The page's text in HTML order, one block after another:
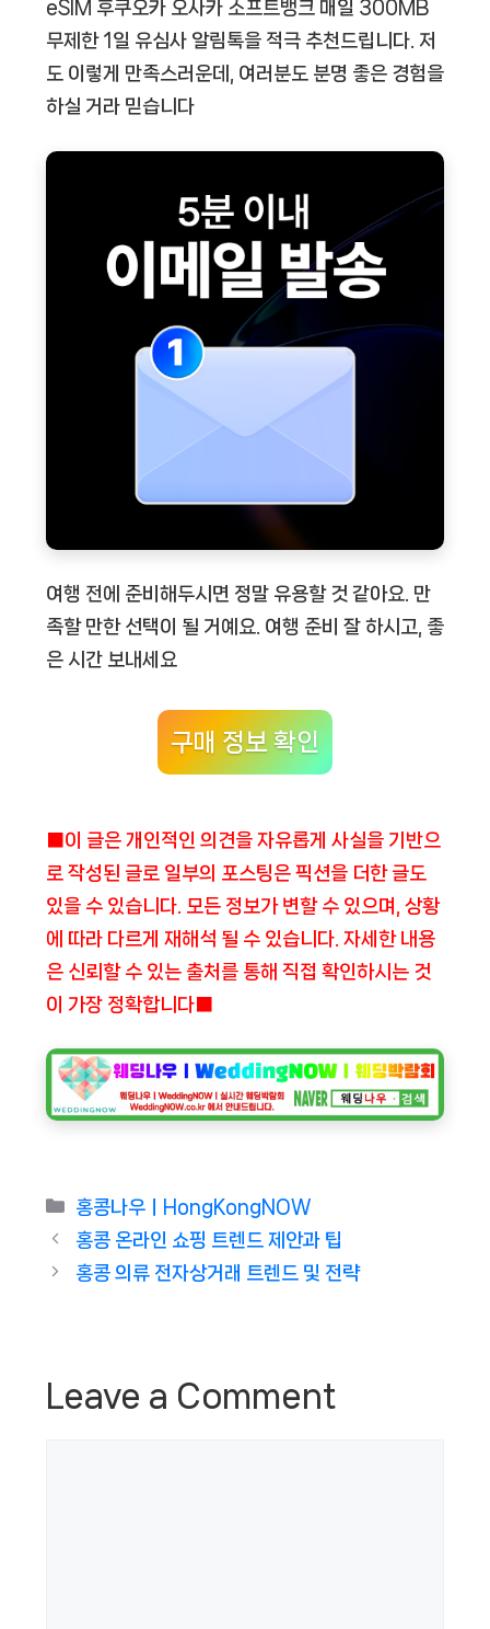
eSIM 후쿠오카 오사카 소프트뱅크 매일 300MB
무제한 1일 유심사 알림톡을 적극 추천드립니다. 저
도 이렇게 만족스러운데, 여러분도 분명 좋은 경험을
하실 거라 믿습니다
여행 전에 준비해두시면 정말 유용할 것 같아요. 만
족할 만한 선택이 될 거예요. 여행 준비 잘 하시고, 좋
은 시간 보내세요
구매 정보 확인
■이 글은 개인적인 의견을 자유롭게 사실을 기반으
로 작성된 글로 일부의 포스팅은 픽션을 더한 글도
있을 수 있습니다. 모든 정보가 변할 수 있으며, 상황
에 따라 다르게 재해석 될 수 있습니다. 자세한 내용
은 신뢰할 수 있는 출처를 통해 직접 확인하시는 것
이 가장 정확합니다■
Categories
홍콩나우ㅣHongKongNOW
홍콩 온라인 쇼핑 트렌드 제안과 팁
홍콩 의류 전자상거래 트렌드 및 전략
Leave a Comment